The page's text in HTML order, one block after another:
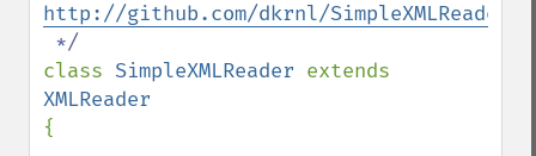
http://github.com/dkrnl/SimpleXMLReader
class SimpleXMLReader
{